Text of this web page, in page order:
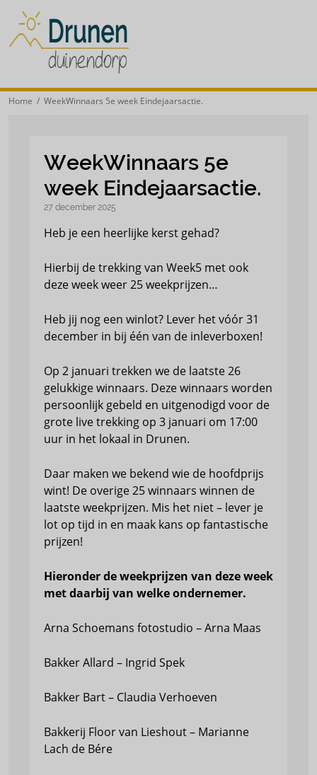
Home / WeekWinnaars 5e week Eindejaarsactie.
WeekWinnaars 5e
week Eindejaarsactie.
27 december 2025
Heb je een heerlijke kerst gehad?
Hierbij de trekking van Week5 met ook
deze week weer 25 weekprijzen…
Heb jij nog een winlot? Lever het vóór 31
december in bij één van de inleverboxen!
Op 2 januari trekken we de laatste 26
gelukkige winnaars. Deze winnaars worden
persoonlijk gebeld en uitgenodigd voor de
grote live trekking op 3 januari om 17:00
uur in het lokaal in Drunen.
Daar maken we bekend wie de hoofdprijs
wint! De overige 25 winnaars winnen de
laatste weekprijzen. Mis het niet – lever je
lot op tijd in en maak kans op fantastische
prijzen!
Hieronder de weekprijzen van deze week
met daarbij van welke ondernemer.
Arna Schoemans fotostudio – Arna Maas
Bakker Allard – Ingrid Spek
Bakker Bart – Claudia Verhoeven
Bakkerij Floor van Lieshout – Marianne
Lach de Bére